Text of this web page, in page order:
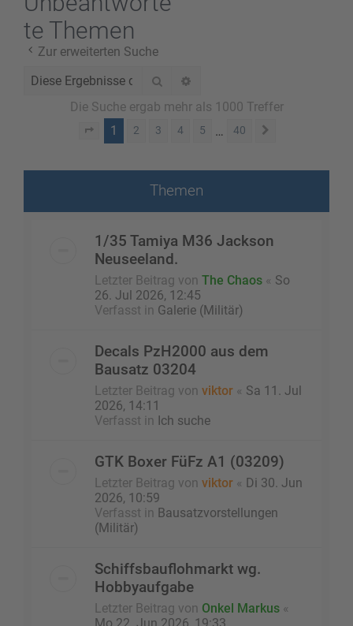
te Themen
Zur erweiterten Suche
Suche
Die Suche ergab mehr als 1000 Treffer
Seite von 40
1 2 3 4 5 … 40
Themen
1/35 Tamiya M36 Jackson
Neuseeland.
Letzter Beitrag von The Chaos « So
26. Jul 2026, 12:45
Verfasst in Galerie (Militär)
Decals PzH2000 aus dem
Bausatz 03204
Letzter Beitrag von viktor « Sa 11. Jul
2026, 14:11
Verfasst in Ich suche
GTK Boxer FüFz A1 (03209)
Letzter Beitrag von viktor « Di 30. Jun
2026, 10:59
Verfasst in Bausatzvorstellungen
(Militär)
Schiffsbauflohmarkt wg.
Hobbyaufgabe
Letzter Beitrag von Onkel Markus «